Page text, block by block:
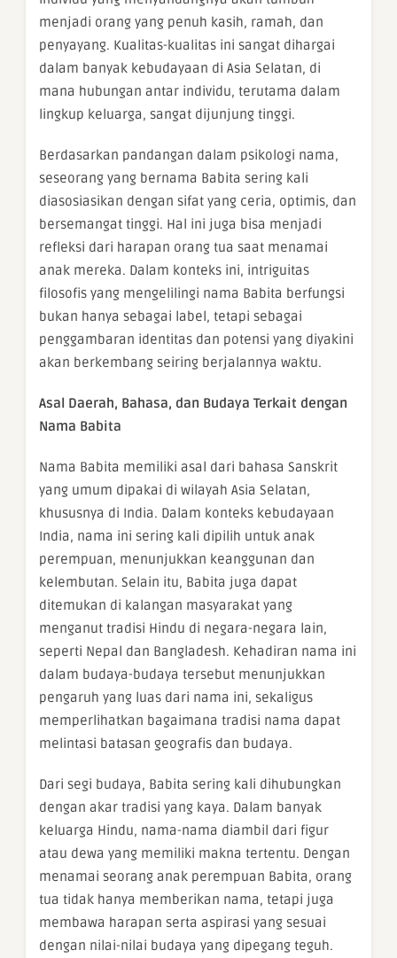
menjadi orang yang penuh kasih, ramah, dan
penyayang. Kualitas-kualitas ini sangat dihargai
dalam banyak kebudayaan di Asia Selatan, di
mana hubungan antar individu, terutama dalam
lingkup keluarga, sangat dijunjung tinggi.
Berdasarkan pandangan dalam psikologi nama,
seseorang yang bernama Babita sering kali
diasosiasikan dengan sifat yang ceria, optimis, dan
bersemangat tinggi. Hal ini juga bisa menjadi
refleksi dari harapan orang tua saat menamai
anak mereka. Dalam konteks ini, intriguitas
filosofis yang mengelilingi nama Babita berfungsi
bukan hanya sebagai label, tetapi sebagai
penggambaran identitas dan potensi yang diyakini
akan berkembang seiring berjalannya waktu.
Asal Daerah, Bahasa, dan Budaya Terkait dengan
Nama Babita
Nama Babita memiliki asal dari bahasa Sanskrit
yang umum dipakai di wilayah Asia Selatan,
khususnya di India. Dalam konteks kebudayaan
India, nama ini sering kali dipilih untuk anak
perempuan, menunjukkan keanggunan dan
kelembutan. Selain itu, Babita juga dapat
ditemukan di kalangan masyarakat yang
menganut tradisi Hindu di negara-negara lain,
seperti Nepal dan Bangladesh. Kehadiran nama ini
dalam budaya-budaya tersebut menunjukkan
pengaruh yang luas dari nama ini, sekaligus
memperlihatkan bagaimana tradisi nama dapat
melintasi batasan geografis dan budaya.
Dari segi budaya, Babita sering kali dihubungkan
dengan akar tradisi yang kaya. Dalam banyak
keluarga Hindu, nama-nama diambil dari figur
atau dewa yang memiliki makna tertentu. Dengan
menamai seorang anak perempuan Babita, orang
tua tidak hanya memberikan nama, tetapi juga
membawa harapan serta aspirasi yang sesuai
dengan nilai-nilai budaya yang dipegang teguh.